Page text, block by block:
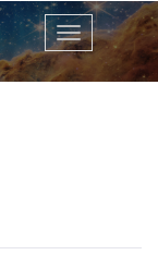
Menu